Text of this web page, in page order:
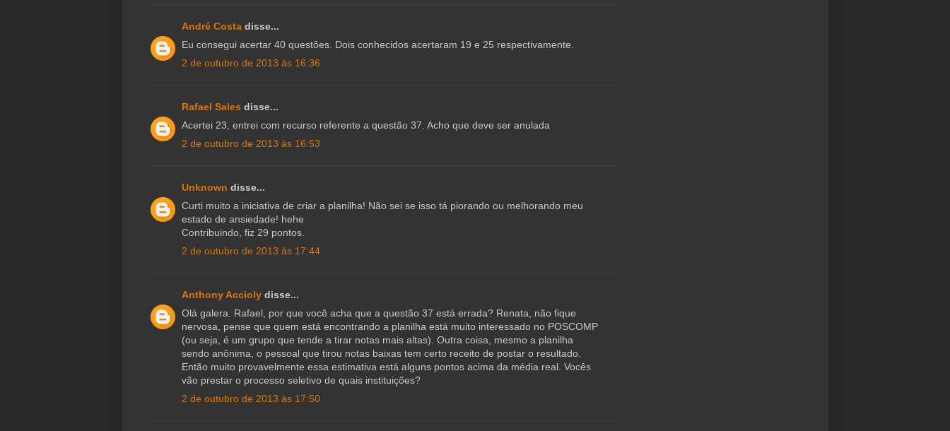
André Costa disse...
Eu consegui acertar 40 questões. Dois conhecidos acertaram 19 e 25 respectivamente.
2 de outubro de 2013 às 16:36
Rafael Sales disse...
Acertei 23, entrei com recurso referente a questão 37. Acho que deve ser anulada
2 de outubro de 2013 às 16:53
Unknown disse...
Curti muito a iniciativa de criar a planilha! Não sei se isso tá piorando ou melhorando meu
estado de ansiedade! hehe
Contribuindo, fiz 29 pontos.
2 de outubro de 2013 às 17:44
Anthony Accioly disse...
Olá galera. Rafael, por que você acha que a questão 37 está errada? Renata, não fique
nervosa, pense que quem está encontrando a planilha está muito interessado no POSCOMP
(ou seja, é um grupo que tende a tirar notas mais altas). Outra coisa, mesmo a planilha
sendo anônima, o pessoal que tirou notas baixas tem certo receito de postar o resultado.
Então muito provavelmente essa estimativa está alguns pontos acima da média real. Vocês
vão prestar o processo seletivo de quais instituições?
2 de outubro de 2013 às 17:50